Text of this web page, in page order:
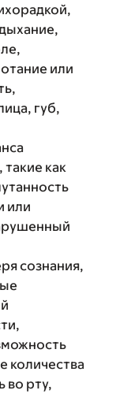
или
губ,
как
или
сознания,
количества
во рту,